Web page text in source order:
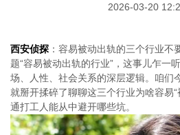
2026-03-20
西安侦探 ：容易被动出轨的三个行业
题“容易被动出轨的行业”，这事儿乍一
场、人性、社会关系的深层逻辑。咱们
就掰开揉碎了聊聊这三个行业为啥容易
通打工人能从中避开哪些坑。